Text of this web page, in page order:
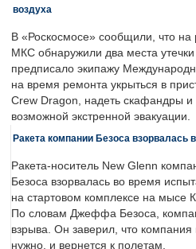
воздуха
В «Роскосмосе» сообщили, что на
МКС обнаружили два места утечки
предписало экипажу
на время ремонта укрыться в
Crew Dragon, надеть скафандры и
возможной экстренной эвакуации.
Ракета компании Безоса взорвалась
Ракета-носитель New Glenn
Безоса взорвалась во время
на стартовом комплексе на мысе
По словам Джеффа Безоса,
взрыва. Он заверил, что компания
нужно, и вернется к полетам.